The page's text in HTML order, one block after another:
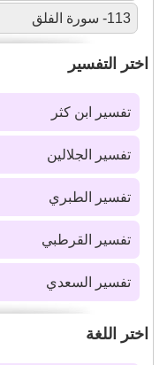
113- سورة الفلق
اختر التفسير
تفسير ابن كثر
تفسير الجلالين
تفسير الطبري
تفسير القرطبي
تفسير السعدي
اختر اللغة